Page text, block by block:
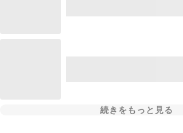
続きをもっと見る